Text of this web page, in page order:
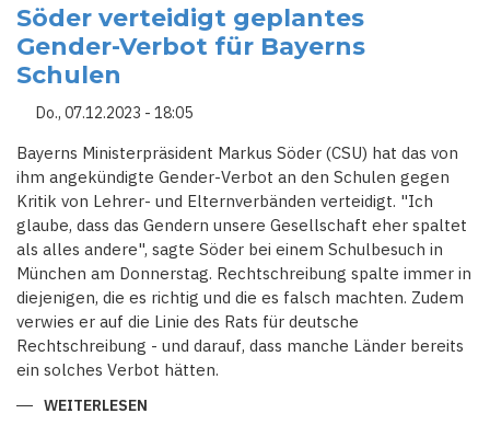
GLEICHBERECHTIGUNG
ODER
KULTURKAMPF?
Söder verteidigt geplantes
Gender-Verbot für Bayerns
Schulen
Do., 07.12.2023 - 18:05
Bayerns Ministerpräsident Markus Söder (CSU) hat das von
ihm angekündigte Gender-Verbot an den Schulen gegen
Kritik von Lehrer- und Elternverbänden verteidigt. "Ich
glaube, dass das Gendern unsere Gesellschaft eher spaltet
als alles andere", sagte Söder bei einem Schulbesuch in
München am Donnerstag. Rechtschreibung spalte immer in
diejenigen, die es richtig und die es falsch machten. Zudem
verwies er auf die Linie des Rats für deutsche
Rechtschreibung - und darauf, dass manche Länder bereits
ein solches Verbot hätten.
WEITERLESEN